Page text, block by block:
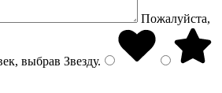
Пожалуйста,
выбрав Звезду.